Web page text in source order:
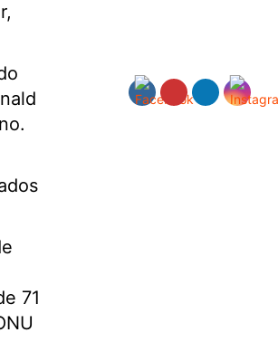
71